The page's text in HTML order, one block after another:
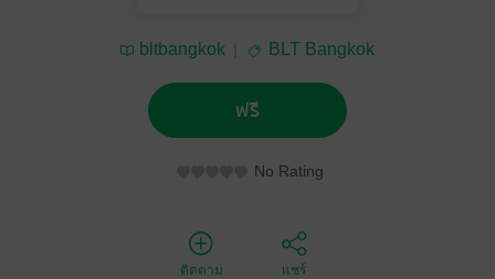
bltbangkok BLT Bangkok
ฟรี
No Rating
ติดตาม แชร์